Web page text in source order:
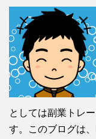
としては副業トレ
す。このブログは